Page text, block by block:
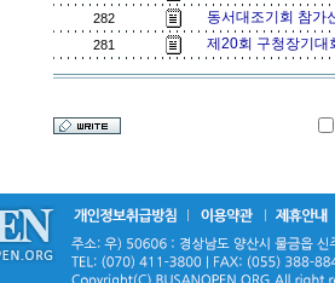
282 동서대조기회 참
281 제20회 구청장기